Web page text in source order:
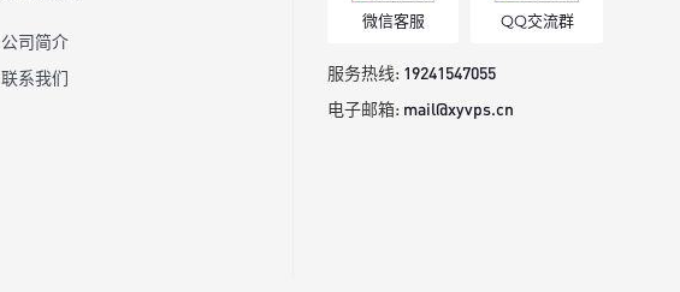
公司简介
联系我们
微信客服 QQ交流群
服务热线: 19241547055
电子邮箱: mail@xyvps.cn